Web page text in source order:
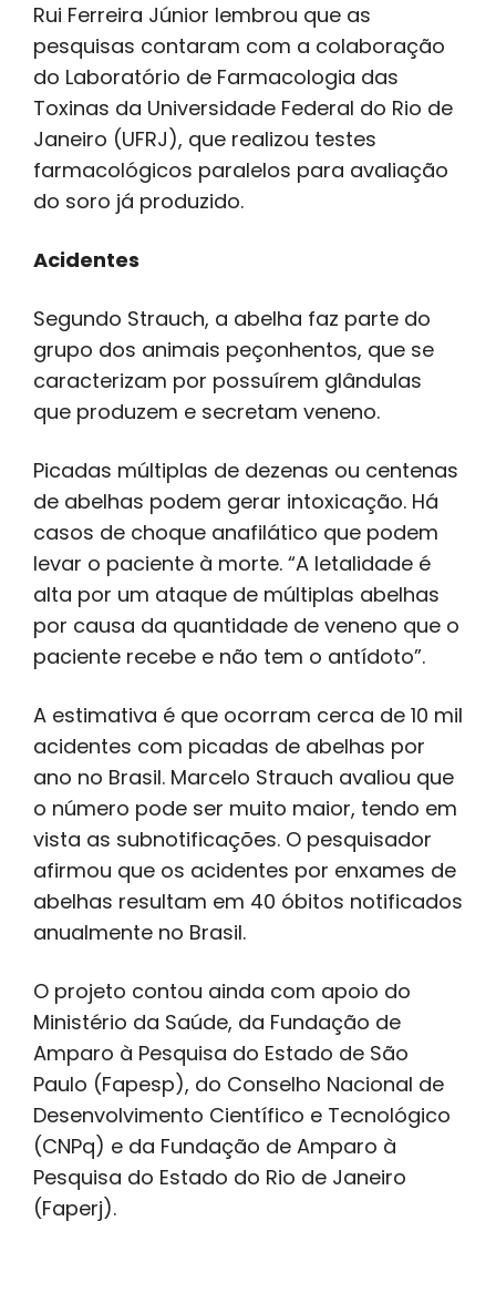
Rui Ferreira Júnior lembrou que as
pesquisas contaram com a colaboração
do Laboratório de Farmacologia das
Toxinas da Universidade Federal do Rio de
Janeiro (UFRJ), que realizou testes
farmacológicos paralelos para avaliação
do soro já produzido.
Acidentes
Segundo Strauch, a abelha faz parte do
grupo dos animais peçonhentos, que se
caracterizam por possuírem glândulas
que produzem e secretam veneno.
Picadas múltiplas de dezenas ou centenas
de abelhas podem gerar intoxicação. Há
casos de choque anafilático que podem
levar o paciente à morte. “A letalidade é
alta por um ataque de múltiplas abelhas
por causa da quantidade de veneno que o
paciente recebe e não tem o antídoto”.
A estimativa é que ocorram cerca de 10 mil
acidentes com picadas de abelhas por
ano no Brasil. Marcelo Strauch avaliou que
o número pode ser muito maior, tendo em
vista as subnotificações. O pesquisador
afirmou que os acidentes por enxames de
abelhas resultam em 40 óbitos notificados
anualmente no Brasil.
O projeto contou ainda com apoio do
Ministério da Saúde, da Fundação de
Amparo à Pesquisa do Estado de São
Paulo (Fapesp), do Conselho Nacional de
Desenvolvimento Científico e Tecnológico
(CNPq) e da Fundação de Amparo à
Pesquisa do Estado do Rio de Janeiro
(Faperj).